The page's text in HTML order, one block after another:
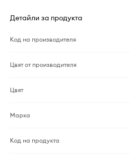
Детайли за продукта
Код на производителя
Цвят от производителя
Цвят
Марка
Код на продукта